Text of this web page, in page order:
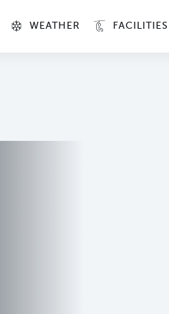
WEATHER FACILITIES